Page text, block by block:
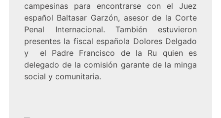
campesinas para encontrarse con el Juez
español Baltasar Garzón, asesor de la Corte
Penal Internacional. También estuvieron
presentes la fiscal española Dolores Delgado
y el Padre Francisco de la Ru quien es
delegado de la comisión garante de la minga
social y comunitaria.